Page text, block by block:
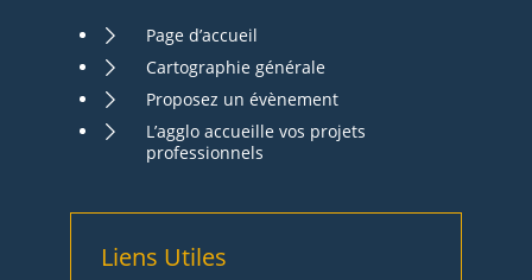
Page d’accueil
Cartographie générale
Proposez un évènement
L’agglo accueille vos projets
professionnels
Liens Utiles